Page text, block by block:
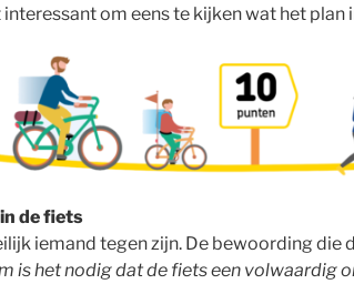
om eens te kijken wat het plan
de fiets
iemand tegen zijn. De bewoording die
is het nodig dat de fiets een volwaardig